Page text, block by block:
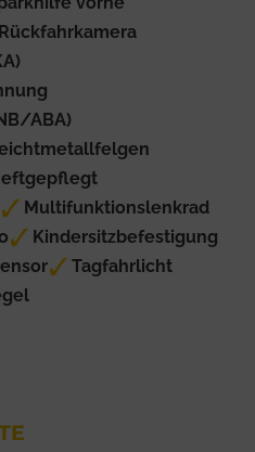
Rückfahrkamera
ABA)
Multifunktionslenkrad
Kindersitzbefestigung
Tagfahrlicht